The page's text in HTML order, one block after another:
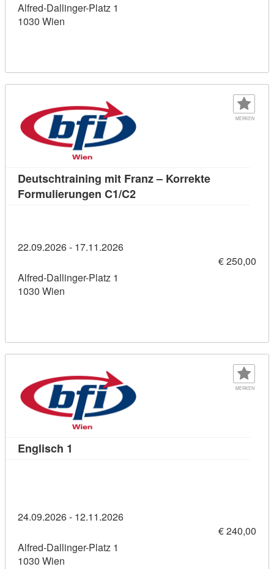
Alfred-Dallinger-Platz 1
1030 Wien
MERKEN
Deutschtraining mit Franz – Korrekte
Formulierungen C1/C2Kursdetail: Deutschtraining
22.09.2026 - 17.11.2026
€ 250,00
Alfred-Dallinger-Platz 1
1030 Wien
MERKEN
Englisch 1
24.09.2026 - 12.11.2026
€ 240,00
Alfred-Dallinger-Platz 1
1030 Wien